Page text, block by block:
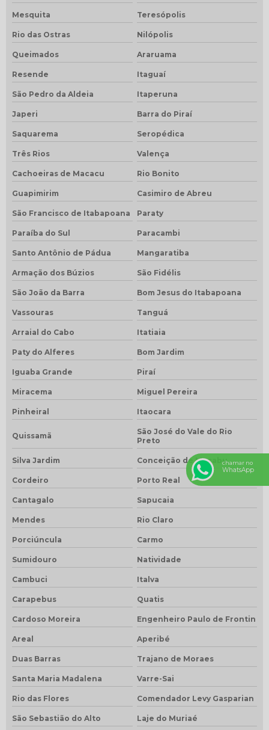
Mesquita Teresópolis
Rio das Ostras Nilópolis
Queimados Araruama
Resende Itaguaí
São Pedro da Aldeia Itaperuna
Japeri Barra do Piraí
Saquarema Seropédica
Três Rios Valença
Cachoeiras de Macacu Rio Bonito
Guapimirim Casimiro de Abreu
São Francisco de Itabapoana Paraty
Paraíba do Sul Paracambi
Santo Antônio de Pádua Mangaratiba
Armação dos Búzios São Fidélis
São João da Barra Bom Jesus do Itabapoana
Vassouras Tanguá
Arraial do Cabo Itatiaia
Paty do Alferes Bom Jardim
Iguaba Grande Piraí
Miracema Miguel Pereira
Pinheiral Itaocara
Quissamã
São José do Vale do Rio
Preto
Silva Jardim Conceição de Macabu
Cordeiro Porto Real
Cantagalo Sapucaia
Mendes Rio Claro
Porciúncula Carmo
Sumidouro Natividade
Cambuci Italva
Carapebus Quatis
Cardoso Moreira Engenheiro Paulo de Frontin
Areal Aperibé
Duas Barras Trajano de Moraes
Santa Maria Madalena Varre-Sai
Rio das Flores Comendador Levy Gasparian
São Sebastião do Alto Laje do Muriaé
chamar no
WhatsApp